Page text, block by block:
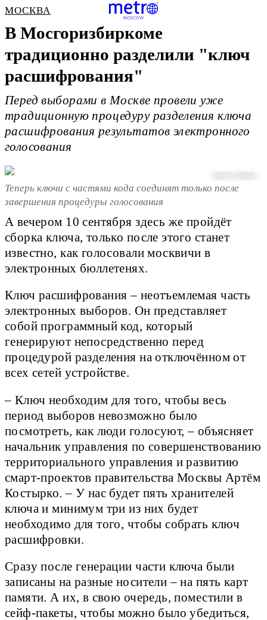
МОСКВА
В Мосгоризбиркоме
традиционно разделили "ключ
расшифрования"
Перед выборами в Москве провели уже
традиционную процедуру разделения ключа
расшифрования результатов электронного
голосования
Агентство «Москва»
Теперь ключи с частями кода соединят только после
завершения процедуры голосования
А вечером 10 сентября здесь же пройдёт
сборка ключа, только после этого станет
известно, как голосовали москвичи в
электронных бюллетенях.
Ключ расшифрования – неотъемлемая часть
электронных выборов. Он представляет
собой программный код, который
генерируют непосредственно перед
процедурой разделения на отключённом от
всех сетей устройстве.
– Ключ необходим для того, чтобы весь
период выборов невозможно было
посмотреть, как люди голосуют, – объясняет
начальник управления по совершенствованию
территориального управления и развитию
смарт-проектов правительства Москвы Артём
Костырко. – У нас будет пять хранителей
ключа и минимум три из них будет
необходимо для того, чтобы собрать ключ
расшифровки.
Сразу после генерации части ключа были
записаны на разные носители – на пять карт
памяти. А их, в свою очередь, поместили в
сейф-пакеты, чтобы можно было убедиться,